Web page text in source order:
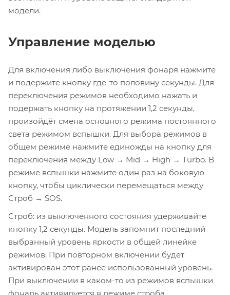
модели.
Управление моделью
Для включения либо выключения фонаря нажмите
и подержите кнопку где-то половину секунды. Для
переключения режимов необходимо нажать и
подержать кнопку на протяжении 1,2 секунды,
произойдёт смена основного режима постоянного
света режимом вспышки. Для выбора режимов в
общем режиме нажмите единожды на кнопку для
переключения между Low → Mid → High → Turbo. В
режиме вспышки нажмите один раз на боковую
кнопку, чтобы циклически перемещаться между
Строб → SOS.
Строб: из выключенного состояния удерживайте
кнопку 1,2 секунды. Модель запомнит последний
выбранный уровень яркости в общей линейке
режимов. При повторном включении будет
активирован этот ранее использованный уровень.
При выключении в каком-то из режимов вспышки